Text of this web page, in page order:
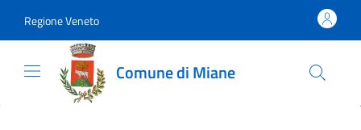
Regione Veneto
Comune di Miane